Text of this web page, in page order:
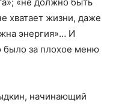
хватает жизни, даже
энергия»… И
было за плохое меню
начинающий